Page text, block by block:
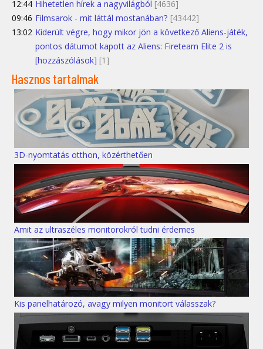
12:44 Hihetetlen hírek a nagyvilágból [4636]
09:46 Filmsarok - mit láttál mostanában? [43442]
13:02 Kiderült végre, hogy mikor jön a következő Aliens-játék,
pontos dátumot kapott az Aliens: Fireteam Elite 2 is
[hozzászólások] [1]
Hasznos tartalmak
3D-nyomtatás otthon, közérthetően
Amit az ultraszéles monitorokról tudni érdemes
Kis panelhatározó, avagy milyen monitort válasszak?